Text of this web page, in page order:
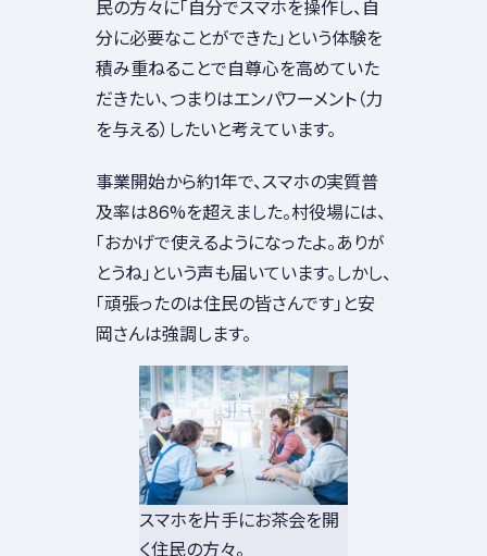
民の方々に「自分でスマホを操作し、自
分に必要なことができた」という体験を
積み重ねることで自尊心を高めていた
だきたい、つまりはエンパワーメント（力
を与える）したいと考えています。
事業開始から約1年で、スマホの実質普
及率は86%を超えました。村役場には、
「おかげで使えるようになったよ。ありが
とうね」という声も届いています。しかし、
「頑張ったのは住民の皆さんです」と安
岡さんは強調します。
スマホを片手にお茶会を開
く住民の方々。